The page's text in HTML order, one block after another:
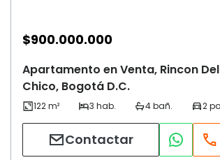
$900.000.000
Apartamento en Venta, Rincon Del
Chico, Bogotá D.C.
Contactar